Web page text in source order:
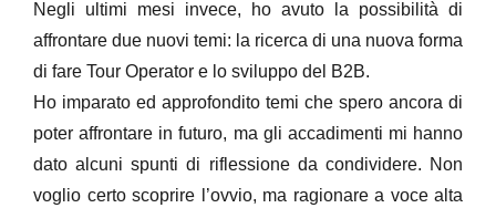
Negli ultimi mesi invece, ho avuto la possibilità di
affrontare due nuovi temi: la ricerca di una nuova forma
di fare Tour Operator e lo sviluppo del B2B.
Ho imparato ed approfondito temi che spero ancora di
poter affrontare in futuro, ma gli accadimenti mi hanno
dato alcuni spunti di riflessione da condividere. Non
voglio certo scoprire l’ovvio, ma ragionare a voce alta